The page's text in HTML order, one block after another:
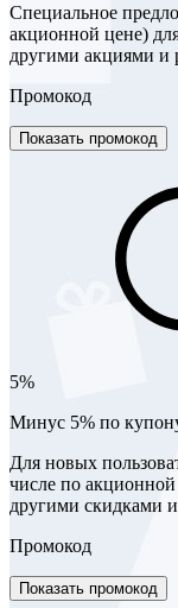
Специальное
акционной цене)
другими акциями и
Промокод
Показать промокод
5%
Минус 5% по
Для новых
числе по
другими скидками
Промокод
Показать промокод